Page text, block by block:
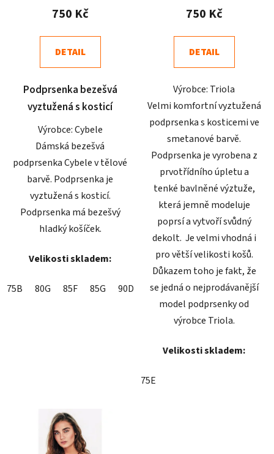
produktu
5,0
z
hvězdiček.
750 Kč
DETAIL
Podprsenka bezešvá
vyztužená s kosticí
Výrobce: Cybele
Dámská bezešvá
podprsenka Cybele v tělové
barvě. Podprsenka je
vyztužená s kosticí.
Podprsenka má bezešvý
hladký košíček.
Velikosti skladem:
75B 80G 85F 85G 90D
produktu
5,0
z
hvězdiček.
750 Kč
DETAIL
Výrobce: Triola
Velmi komfortní vyztužená
podprsenka s kosticemi ve
smetanové barvě.
Podprsenka je vyrobena z
prvotřídního úpletu a
tenké bavlněné výztuže,
která jemně modeluje
poprsí a vytvoří svůdný
dekolt. Je velmi vhodná i
pro větší velikosti košů.
Důkazem toho je fakt, že
se jedná o nejprodávanější
model podprsenky od
výrobce Triola.
Velikosti skladem:
75E